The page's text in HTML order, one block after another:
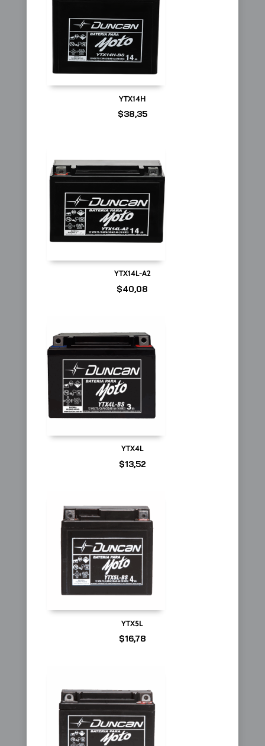
YTX14H
$38,35
YTX14L-A2
$40,08
YTX4L
$13,52
YTX5L
$16,78